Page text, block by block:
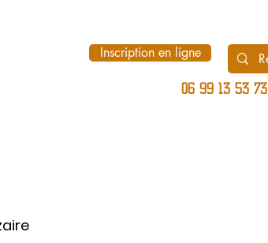
Inscription en ligne
06 99 13 53 73